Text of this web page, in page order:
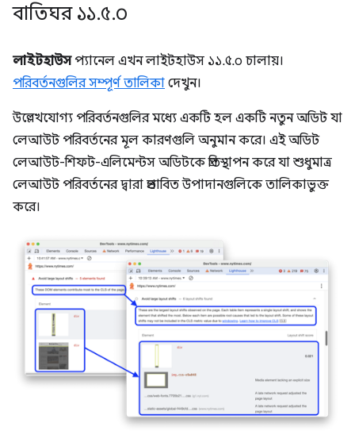
বাতিঘর ১১.৫.০
লাইটহাউসপ্যানেল এখন লাইটহাউস ১১.৫.০ চালায়।
পরিবর্তনগুলির সম্পূর্ণ তালিকা দেখুন।
উল্লেখযোগ্য পরিবর্তনগুলির মধ্যে একটি হল একটি নতুন অডিট যা
লেআউট পরিবর্তনের মূল কারণগুলি অনুমান করে। এই অডিট
লেআউট-শিফট-এলিমেন্টস অডিটকে প্রতিস্থাপন করে যা শুধুমাত্র
লেআউট পরিবর্তনের দ্বারা প্রভাবিত উপাদানগুলিকে তালিকাভুক্ত
করে।